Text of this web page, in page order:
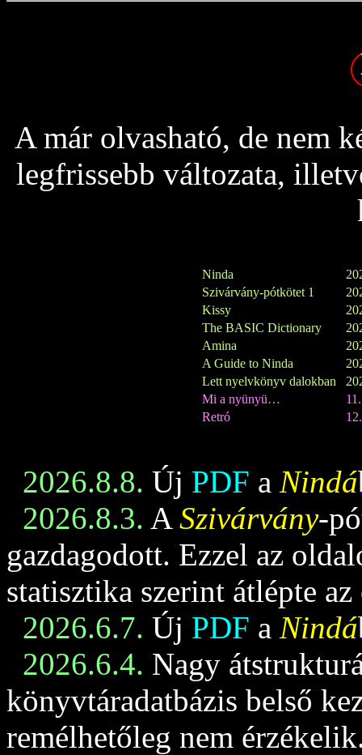
A már olvasható, de nem
legfrissebb változata,
Ninda
Szivárvány-pótkötet 1
Kissy
The BASIC Dictionary
Amina
A Guide to Ninda
Lett nyelvkönyv dalokban
Mi a nyünyü…
Retró
2026.8.8. Új PDF a Nindá
2026.8.3. A Szivárvány-
gazdagodott. Ezzel az
statisztika szerint átlépte
2026.6.7. Új PDF a Nindá
2026.6.4. Nagy
könyvtáradatbázis belső
remélhetőleg nem